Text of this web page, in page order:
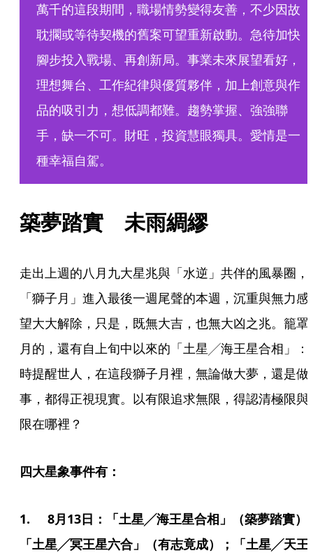
萬千的這段期間，職場情勢變得友善，不少因故
耽擱或等待契機的舊案可望重新啟動。急待加快
腳步投入戰場、再創新局。事業未來展望看好，
理想舞台、工作紀律與優質夥伴，加上創意與作
品的吸引力，想低調都難。趨勢掌握、強強聯
手，缺一不可。財旺，投資慧眼獨具。愛情是一
種幸福自駕。
築夢踏實　未雨綢繆
走出上週的八月九大星兆與「水逆」共伴的風暴圈，
「獅子月」進入最後一週尾聲的本週，沉重與無力感
望大大解除，只是，既無大吉，也無大凶之兆。籠罩
月的，還有自上旬中以來的「土星╱海王星合相」：
時提醒世人，在這段獅子月裡，無論做大夢，還是做
事，都得正視現實。以有限追求無限，得認清極限與
限在哪裡？
四大星象事件有：
1.	8月13日：「土星╱海王星合相」（築夢踏實）；
「土星╱冥王星六合」（有志竟成）；「土星╱天王